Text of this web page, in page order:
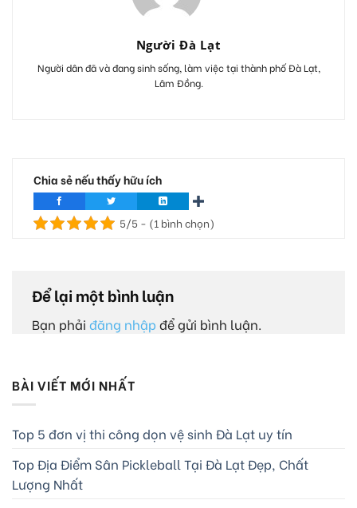
Người Đà Lạt
Người dân đã và đang sinh sống, làm việc tại thành phố Đà Lạt,
Lâm Đồng.
Chia sẻ nếu thấy hữu ích
5/5 - (1 bình chọn)
Để lại một bình luận
Bạn phải đăng nhập để gửi bình luận.
BÀI VIẾT MỚI NHẤT
Top 5 đơn vị thi công dọn vệ sinh Đà Lạt uy tín
Top Địa Điểm Sân Pickleball Tại Đà Lạt Đẹp, Chất
Lượng Nhất